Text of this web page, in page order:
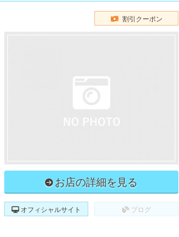
割引クーポン
お店の詳細を見る
オフィシャルサイト ブログ